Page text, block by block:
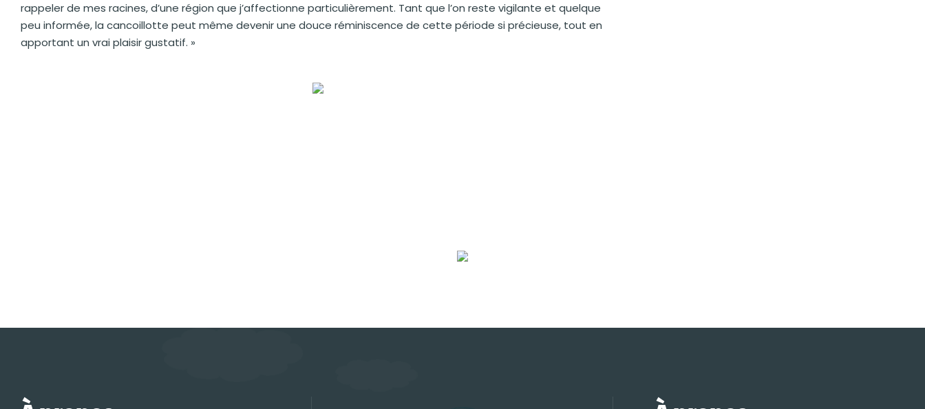
rappeler de mes racines, d’une région que j’affectionne particulièrement. Tant que l’on reste vigilante et quelque
peu informée, la cancoillotte peut même devenir une douce réminiscence de cette période si précieuse, tout en
apportant un vrai plaisir gustatif. »